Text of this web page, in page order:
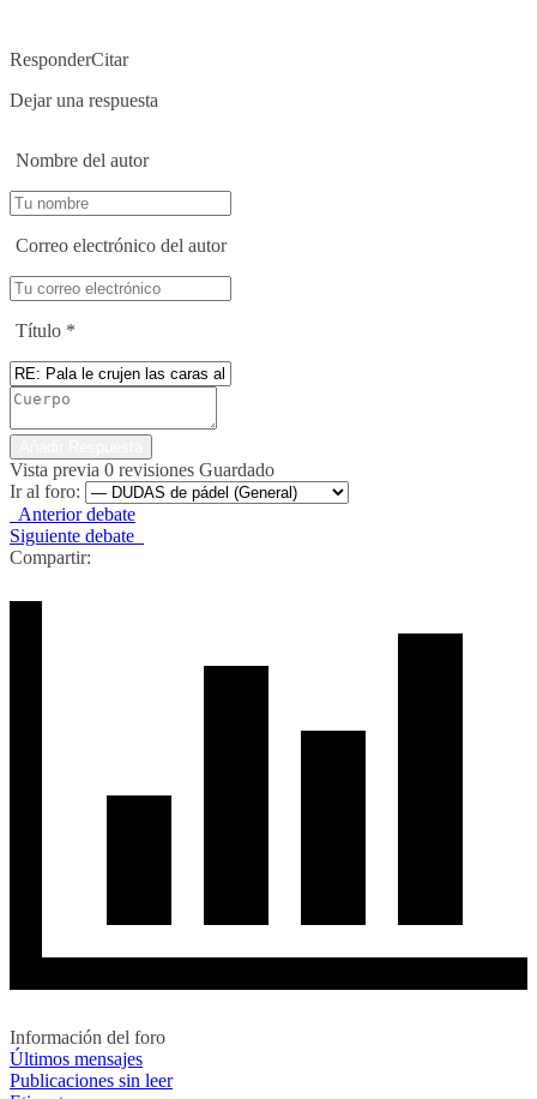
ResponderCitar
Dejar una respuesta
Nombre del autor
Correo electrónico del autor
Título *
Vista previa 0 revisiones Guardado
Ir al foro:
Anterior debate
Siguiente debate
Compartir:
Información del foro
Últimos mensajes
Publicaciones sin leer